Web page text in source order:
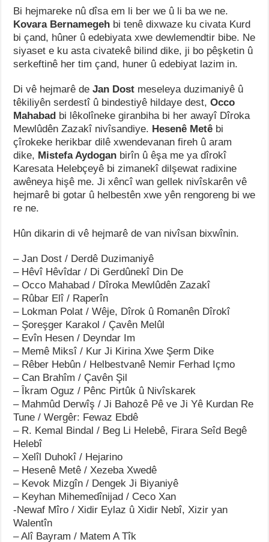
Bi hejmareke nû dîsa em li ber we û li ba we ne.
Kovara Bernamegeh bi tenê dixwaze ku civata Kurd
bi çand, hûner û edebiyata xwe dewlemendtir bibe. Ne
siyaset e ku asta civatekê bilind dike, ji bo pêşketin û
serkeftinê her tim çand, huner û edebiyat lazim in.
Di vê hejmarê deJan Dost meseleya duzimaniyê û
têkiliyên serdestî û bindestiyê hildaye dest,Occo
Mahabad bi lêkolîneke giranbiha bi her awayî Dîroka
Mewlûdên Zazakî nivîsandiye. Hesenê Metê bi
çîrokeke herikbar dilê xwendevanan fireh û aram
dike, Mistefa Aydogan birîn û êşa me ya dîrokî
Karesata Helebçeyê bi zimanekî dilşewat radixine
awêneya hişê me. Ji xêncî wan gellek nivîskarên vê
hejmarê bi gotar û helbestên xwe yên rengoreng bi we
re ne.
Hûn dikarin di vê hejmarê de van nivîsan bixwînin.
– Jan Dost / Derdê Duzimaniyê
– Hêvî Hêvîdar / Di Gerdûnekî Din De
– Occo Mahabad / Dîroka Mewlûdên Zazakî
– Rûbar Elî / Raperîn
– Lokman Polat / Wêje, Dîrok û Romanên Dîrokî
– Şoreşger Karakol / Çavên Melûl
– Evîn Hesen / Deyndar Im
– Memê Miksî / Kur Ji Kirina Xwe Şerm Dike
– Rêber Hebûn / Helbestvanê Nemir Ferhad Içmo
– Can Brahîm / Çavên Şil
– Îkram Oguz / Pênc Pirtûk û Nivîskarek
– Mahmûd Derwîş / Ji Bahozê Pê ve Ji Yê Kurdan Re
Tune / Wergêr: Fewaz Ebdê
– R. Kemal Bindal / Beg Li Helebê, Firara Seîd Begê
Helebî
– Xelîl Duhokî / Hejarino
– Hesenê Metê / Xezeba Xwedê
– Kevok Mizgîn / Dengek Ji Biyaniyê
– Keyhan Mihemedînijad / Ceco Xan
-Newaf Mîro / Xidir Eylaz û Xidir Nebî, Xizir yan
Walentîn
– Alî Bayram / Matem A Tîk